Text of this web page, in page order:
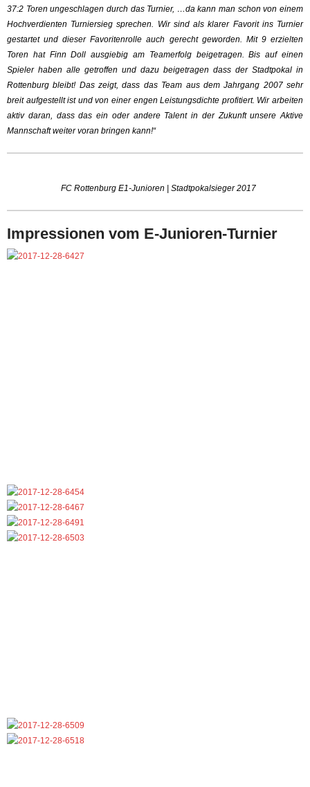
37:2 Toren ungeschlagen durch das Turnier, …da kann man schon von einem
Hochverdienten Turniersieg sprechen. Wir sind als klarer Favorit ins Turnier
gestartet und dieser Favoritenrolle auch gerecht geworden. Mit 9 erzielten
Toren hat Finn Doll ausgiebig am Teamerfolg beigetragen. Bis auf einen
Spieler haben alle getroffen und dazu beigetragen dass der Stadtpokal in
Rottenburg bleibt! Das zeigt, dass das Team aus dem Jahrgang 2007 sehr
breit aufgestellt ist und von einer engen Leistungsdichte profitiert. Wir arbeiten
aktiv daran, dass das ein oder andere Talent in der Zukunft unsere Aktive
Mannschaft weiter voran bringen kann!“
FC Rottenburg E1-Junioren | Stadtpokalsieger 2017
Impressionen vom E-Junioren-Turnier